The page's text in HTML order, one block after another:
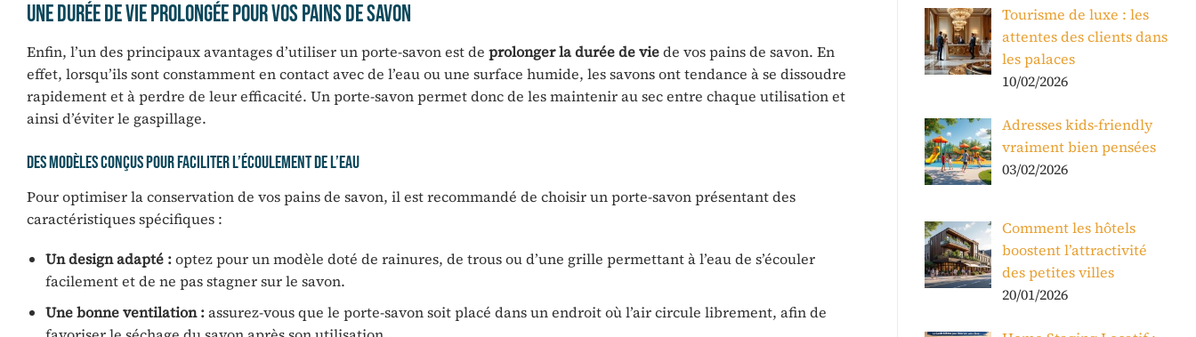
Une durée de vie prolongée pour vos pains de savon
Enfin, l’un des principaux avantages d’utiliser un porte-savon est de prolonger la durée de viede vos pains de savon. En
effet, lorsqu’ils sont constamment en contact avec de l’eau ou une surface humide, les savons ont tendance à se dissoudre
rapidement et à perdre de leur efficacité. Un porte-savon permet donc de les maintenir au sec entre chaque utilisation et
ainsi d’éviter le gaspillage.
Des modèles conçus pour faciliter l’écoulement de l’eau
Pour optimiser la conservation de vos pains de savon, il est recommandé de choisir un porte-savon présentant des
caractéristiques spécifiques :
Un design adapté :optez pour un modèle doté de rainures, de trous ou d’une grille permettant à l’eau de s’écouler
facilement et de ne pas stagner sur le savon.
Une bonne ventilation :assurez-vous que le porte-savon soit placé dans un endroit où l’air circule librement, afin de
Tourisme de luxe : les
attentes des clients dans
les palaces
10/02/2026
Adresses kids-friendly
vraiment bien pensées
03/02/2026
Comment les hôtels
boostent l’attractivité
des petites villes
20/01/2026